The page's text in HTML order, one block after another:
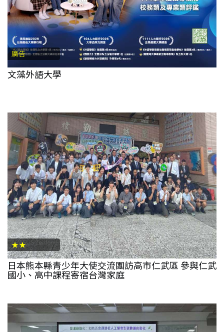
廣告
文藻外語大學
★★
日本熊本縣青少年大使交流團訪高市仁武區 參與仁武
國小、高中課程寄宿台灣家庭